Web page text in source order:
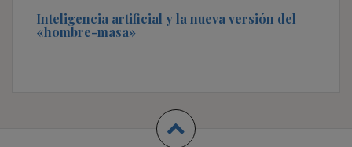
Inteligencia artificial y la nueva versión del
«hombre-masa»